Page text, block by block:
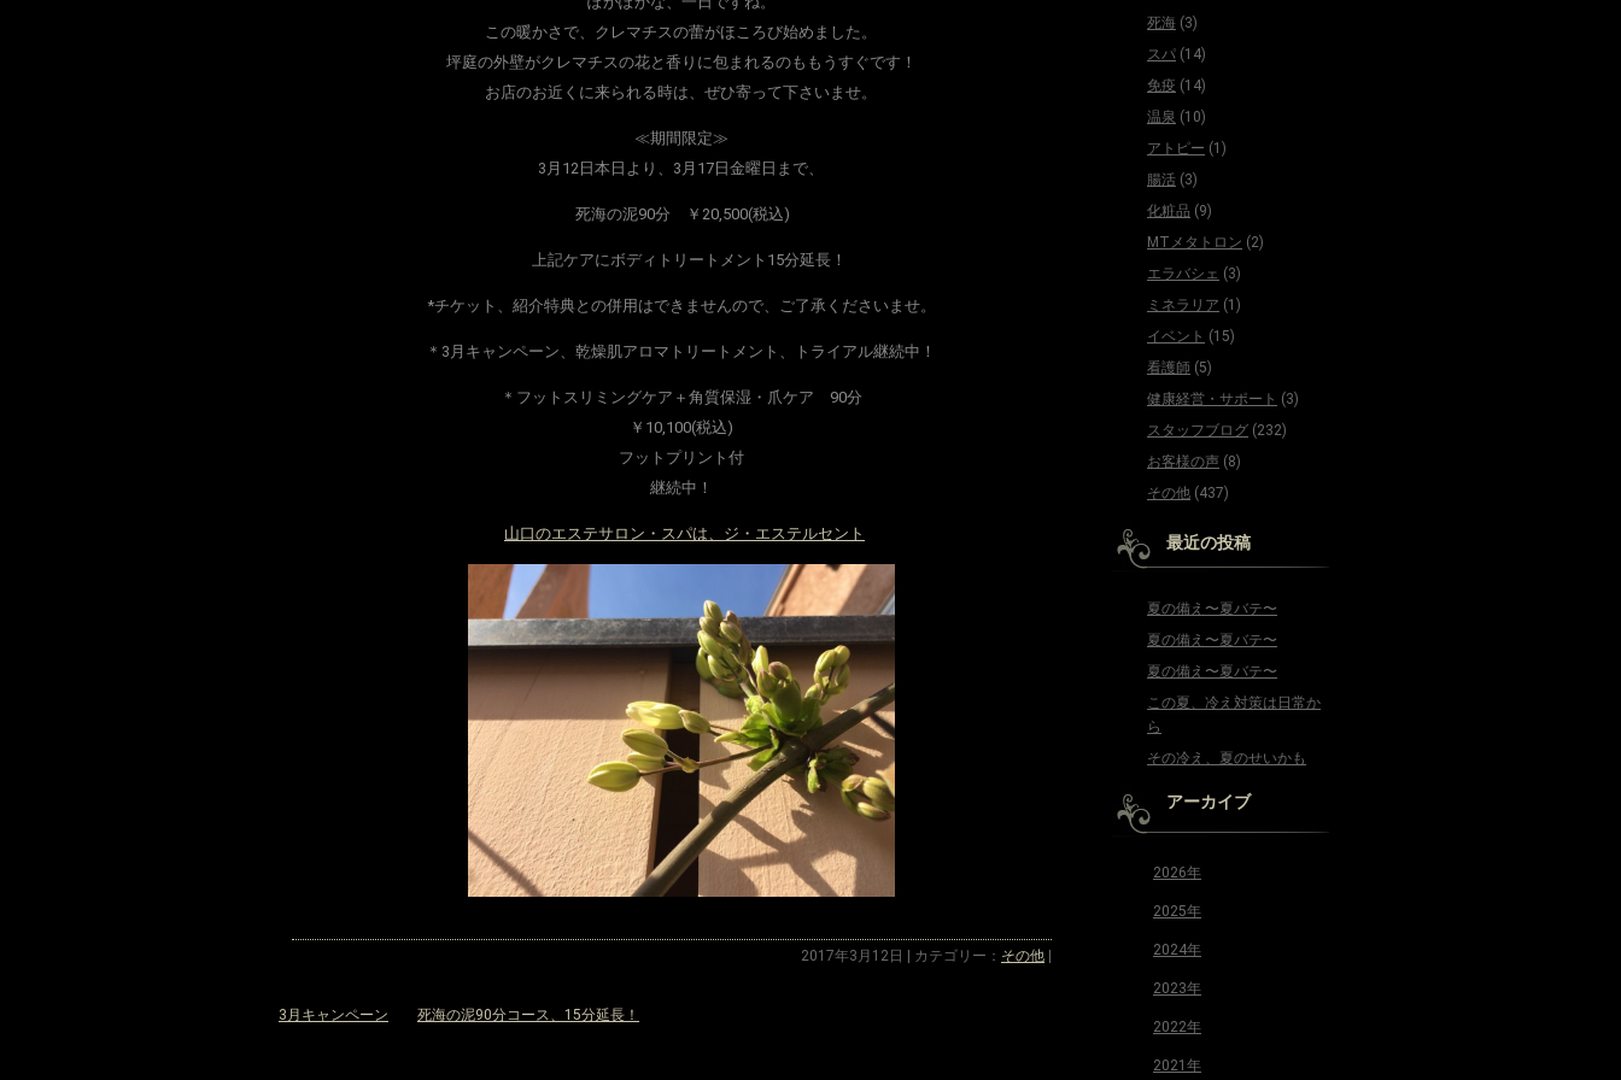
この暖かさで、クレマチスの蕾がほころび始めました。
坪庭の外壁がクレマチスの花と香りに包まれるのももうすぐです！
お店のお近くに来られる時は、ぜひ寄って下さいませ。
≪期間限定≫
3月12日本日より、3月17日金曜日まで、
死海の泥90分 ￥20,500(税込)
上記ケアにボディトリートメント15分延長！
*チケット、紹介特典との併用はできませんので、ご了承くださいませ。
＊3月キャンペーン、乾燥肌アロマトリートメント、トライアル継続中！
＊フットスリミングケア＋角質保湿・爪ケア 90分
￥10,100(税込)
フットプリント付
継続中！
山口のエステサロン・スパは、ジ・エステルセント
2017年3月12日 | カテゴリー： その他
3月キャンペーン 死海の泥90分コース、15分延長！
死海 (3)
スパ (14)
免疫 (14)
温泉 (10)
アトピー (1)
腸活 (3)
化粧品 (9)
MTメタトロン (2)
エラバシェ (3)
ミネラリア (1)
イベント (15)
看護師 (5)
健康経営・サポート (3)
スタッフブログ (232)
お客様の声 (8)
その他 (437)
最近の投稿
夏の備え〜夏バテ〜
夏の備え〜夏バテ〜
夏の備え〜夏バテ〜
この夏、冷え対策は日常か
ら
その冷え、夏のせいかも
アーカイブ
2026年
2025年
2024年
2023年
2022年
2021年